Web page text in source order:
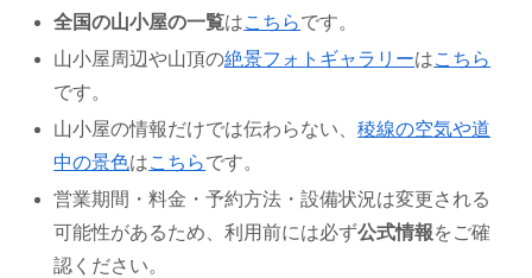
全国の山小屋の一覧はこちらです。
山小屋周辺や山頂の絶景フォトギャラリーはこちら
です。
山小屋の情報だけでは伝わらない、稜線の空気や道
中の景色はこちらです。
営業期間・料金・予約方法・設備状況は変更される
可能性があるため、利用前には必ず公式情報をご確
認ください。